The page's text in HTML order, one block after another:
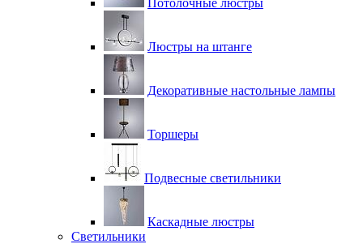
Потолочные люстры
Люстры на штанге
Декоративные настольные лампы
Торшеры
Подвесные светильники
Каскадные люстры
Светильники